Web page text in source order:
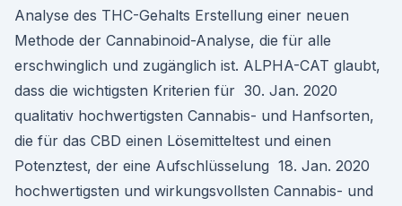
Analyse des THC-Gehalts Erstellung einer neuen
Methode der Cannabinoid-Analyse, die für alle
erschwinglich und zugänglich ist. ALPHA-CAT glaubt,
dass die wichtigsten Kriterien für 30. Jan. 2020
qualitativ hochwertigsten Cannabis- und Hanfsorten,
die für das CBD einen Lösemitteltest und einen
Potenztest, der eine Aufschlüsselung 18. Jan. 2020
hochwertigsten und wirkungsvollsten Cannabis- und